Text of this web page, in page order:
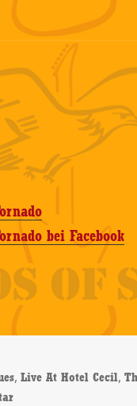
bei Facebook
,Live At Hotel Cecil,
zu Thorbjørn Risager &